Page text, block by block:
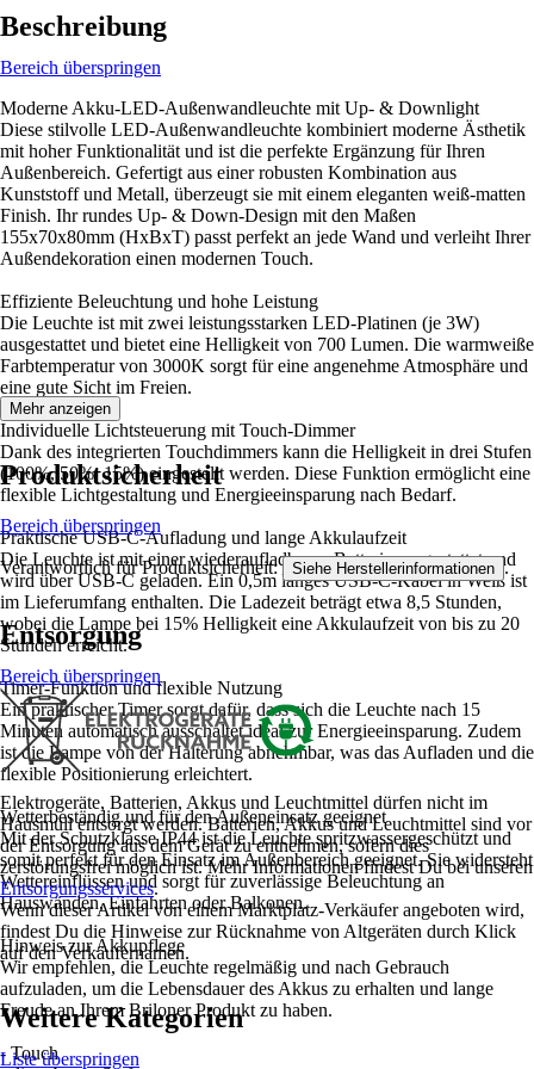
Beschreibung
Bereich überspringen
Moderne Akku-LED-Außenwandleuchte mit Up- & Downlight
Diese stilvolle LED-Außenwandleuchte kombiniert moderne Ästhetik
mit hoher Funktionalität und ist die perfekte Ergänzung für Ihren
Außenbereich. Gefertigt aus einer robusten Kombination aus
Kunststoff und Metall, überzeugt sie mit einem eleganten weiß-matten
Finish. Ihr rundes Up- & Down-Design mit den Maßen
155x70x80mm (HxBxT) passt perfekt an jede Wand und verleiht Ihrer
Außendekoration einen modernen Touch.
Effiziente Beleuchtung und hohe Leistung
Die Leuchte ist mit zwei leistungsstarken LED-Platinen (je 3W)
ausgestattet und bietet eine Helligkeit von 700 Lumen. Die warmweiße
Farbtemperatur von 3000K sorgt für eine angenehme Atmosphäre und
eine gute Sicht im Freien.
Individuelle Lichtsteuerung mit Touch-Dimmer
Dank des integrierten Touchdimmers kann die Helligkeit in drei Stufen
(100%, 50%, 15%) eingestellt werden. Diese Funktion ermöglicht eine
flexible Lichtgestaltung und Energieeinsparung nach Bedarf.
Praktische USB-C-Aufladung und lange Akkulaufzeit
Die Leuchte ist mit einer wiederaufladbaren Batterie ausgestattet und
wird über USB-C geladen. Ein 0,5m langes USB-C-Kabel in Weiß ist
im Lieferumfang enthalten. Die Ladezeit beträgt etwa 8,5 Stunden,
wobei die Lampe bei 15% Helligkeit eine Akkulaufzeit von bis zu 20
Stunden erreicht.
Timer-Funktion und flexible Nutzung
Ein praktischer Timer sorgt dafür, dass sich die Leuchte nach 15
Minuten automatisch ausschaltet ideal zur Energieeinsparung. Zudem
ist die Lampe von der Halterung abnehmbar, was das Aufladen und die
flexible Positionierung erleichtert.
Wetterbeständig und für den Außeneinsatz geeignet
Mit der Schutzklasse IP44 ist die Leuchte spritzwassergeschützt und
somit perfekt für den Einsatz im Außenbereich geeignet. Sie widersteht
Wettereinflüssen und sorgt für zuverlässige Beleuchtung an
Hauswänden, Einfahrten oder Balkonen.
Hinweis zur Akkupflege
Wir empfehlen, die Leuchte regelmäßig und nach Gebrauch
aufzuladen, um die Lebensdauer des Akkus zu erhalten und lange
Freude an Ihrem Briloner Produkt zu haben.
- Touch
Mehr anzeigen
Produktsicherheit
Bereich überspringen
Verantwortlich für Produktsicherheit: Siehe Herstellerinformationen .
Entsorgung
Bereich überspringen
Elektrogeräte, Batterien, Akkus und Leuchtmittel dürfen nicht im
Hausmüll entsorgt werden. Batterien, Akkus und Leuchtmittel sind vor
der Entsorgung aus dem Gerät zu entnehmen, sofern dies
zerstörungsfrei möglich ist. Mehr Informationen findest Du bei unseren
Entsorgungsservices.
Wenn dieser Artikel von einem Marktplatz-Verkäufer angeboten wird,
findest Du die Hinweise zur Rücknahme von Altgeräten durch Klick
auf den Verkäufernamen.
Weitere Kategorien
Liste überspringen